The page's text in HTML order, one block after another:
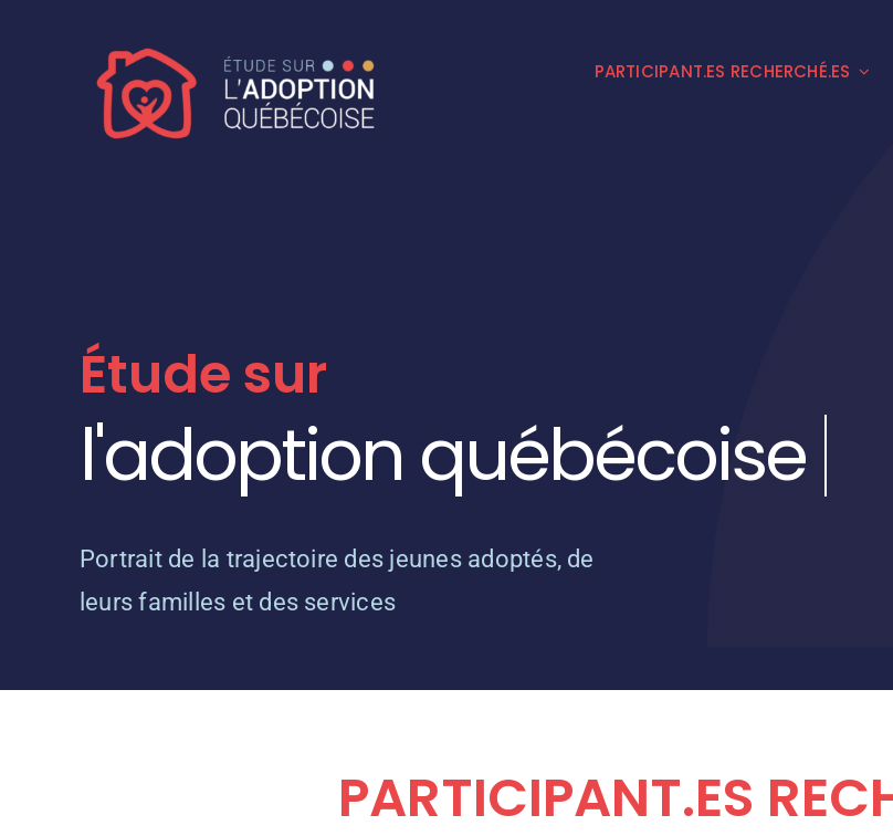
PARTICIPANT.ES RECHERCHÉ.ES
Étude sur
Portrait de la trajectoire des jeunes adoptés, de
leurs familles et des services
PARTICIPANT.ES